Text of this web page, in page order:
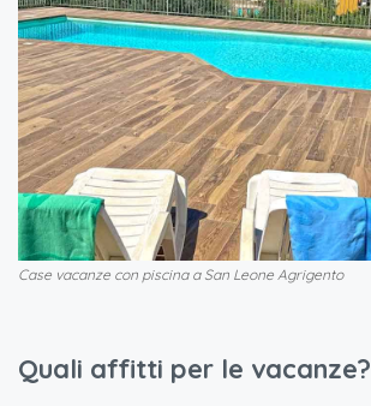
Case vacanze con piscina a San Leone Agrigento
Quali affitti per le vacanze?